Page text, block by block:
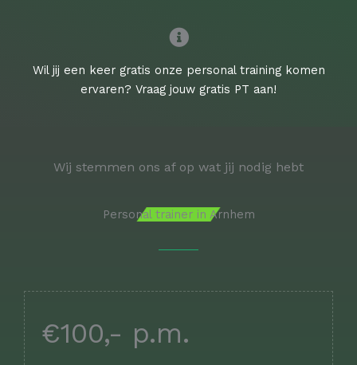
Wil jij een keer gratis onze personal training komen
ervaren? Vraag jouw gratis PT aan!
Wij stemmen ons af op wat jij nodig hebt
Personal trainer in Arnhem
€100,- p.m.